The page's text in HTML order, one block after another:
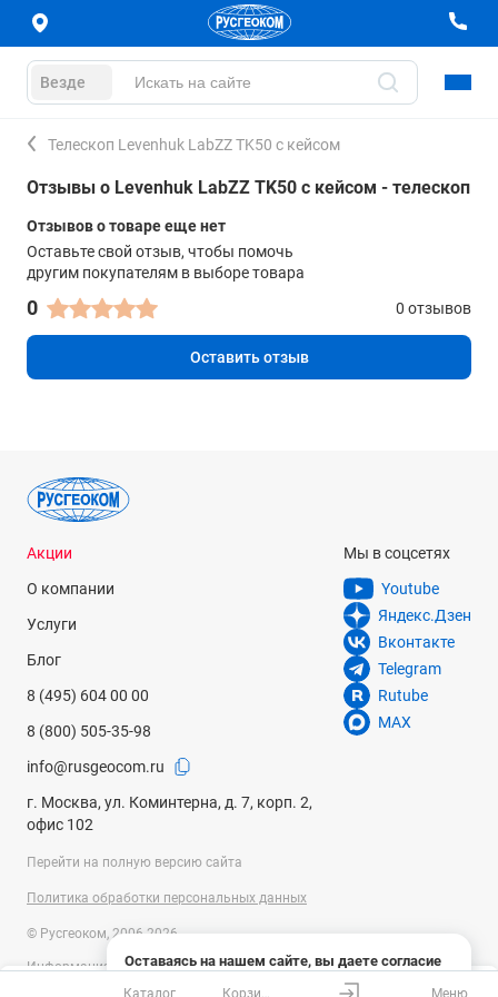
Везде
Телескоп Levenhuk LabZZ TK50 с кейсом
Отзывы о Levenhuk LabZZ TK50 с кейсом - телескоп
Отзывов о товаре еще нет
Оставьте свой отзыв, чтобы помочь
другим покупателям в выборе товара
0 0 отзывов
Оставить отзыв
Оставаясь на нашем сайте, вы даете согласие
на использование файлов cookies и сбор данных
Акции
О компании
Услуги
Блог
8 (495) 604 00 00
8 (800) 505-35-98
info@rusgeocom.ru
г. Москва, ул. Коминтерна, д. 7, корп. 2,
офис 102
Мы в соцсетях
Youtube
Яндекс.Дзен
Вконтакте
Telegram
Rutube
MAX
Перейти на полную версию сайта
Политика обработки персональных данных
© Русгеоком, 2006-2026
Информация на сайте носит справочный характер и не является
публичной офертой, определяемой положениями Статьи 437
Каталог Меню